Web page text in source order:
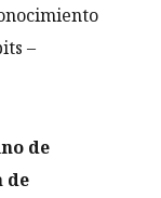
–
de
de